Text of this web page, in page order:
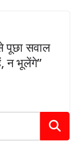
सवाल
न भूलेंगे”